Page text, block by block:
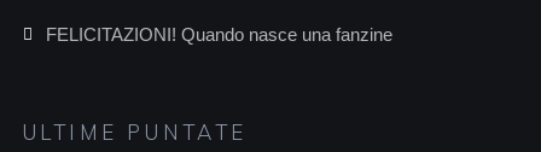
FELICITAZIONI! Quando nasce una fanzine
ULTIME PUNTATE